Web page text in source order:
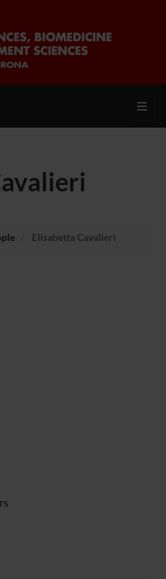
Elisabetta Cavalieri